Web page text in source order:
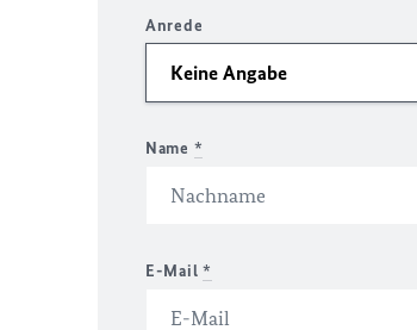
Anrede
Name *
E-Mail *